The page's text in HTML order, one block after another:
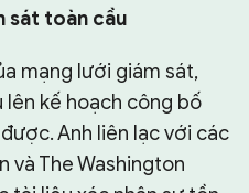
sát toàn cầu
mạng lưới giám sát,
lên kế hoạch công bố
Anh liên lạc với các
và The Washington